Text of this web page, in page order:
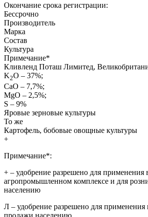
Окончание срока регистрации:
Бессрочно
Производитель
Марка
Состав
Культура
Примечание*
Кливленд Поташ Лимитед,
K2O – 37%;
СаО – 7,7%;
MgO – 2,5%;
S – 9%
Яровые зерновые культуры
То же
Картофель, бобовые овощные культуры
+
Примечание*:
+ – удобрение разрешено для применения
агропромышленном комплексе и для
населению
Л – удобрение разрешено для применения
продажи населению